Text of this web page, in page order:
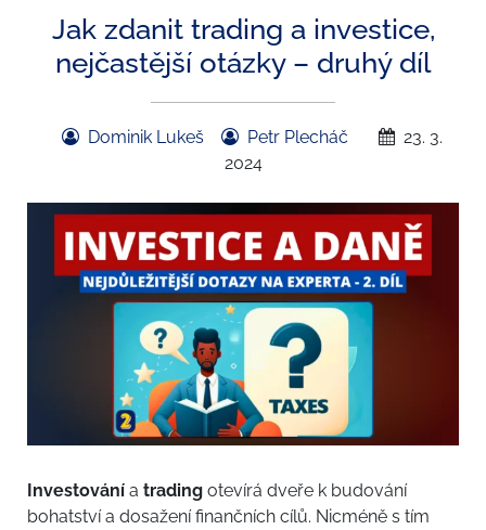
Jak zdanit trading a investice,
nejčastější otázky – druhý díl
Dominik Lukeš Petr Plecháč
23. 3.
2024
Investování a trading otevírá dveře k budování
bohatství a dosažení finančních cílů. Nicméně s tím